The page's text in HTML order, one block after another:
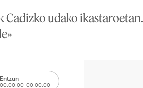
Cadizko udako ikastaroetan.
Entzun
00:00:00 00:00:00